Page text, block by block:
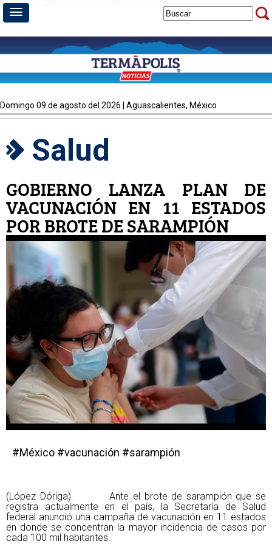
domingo 09 de agosto del 2026 | Aguascalientes, México
Salud
GOBIERNO LANZA PLAN DE
VACUNACIÓN EN 11 ESTADOS
POR BROTE DE SARAMPIÓN
#México #vacunación #sarampión
(López Dóriga). Ante el brote de sarampión que se
registra actualmente en el país, la Secretaría de Salud
federal anunció una campaña de vacunación en 11 estados
en donde se concentran la mayor incidencia de casos por
cada 100 mil habitantes.